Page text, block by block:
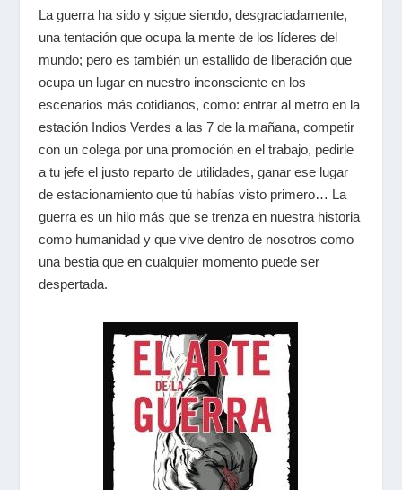
La guerra ha sido y sigue siendo, desgraciadamente,
una tentación que ocupa la mente de los líderes del
mundo; pero es también un estallido de liberación que
ocupa un lugar en nuestro inconsciente en los
escenarios más cotidianos, como: entrar al metro en la
estación Indios Verdes a las 7 de la mañana, competir
con un colega por una promoción en el trabajo, pedirle
a tu jefe el justo reparto de utilidades, ganar ese lugar
de estacionamiento que tú habías visto primero… La
guerra es un hilo más que se trenza en nuestra historia
como humanidad y que vive dentro de nosotros como
una bestia que en cualquier momento puede ser
despertada.